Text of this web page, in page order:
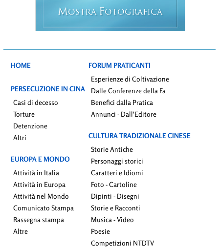
MOSTRA FOTOGRAFICA
HOME
PERSECUZIONE IN CINA
Casi di decesso
Torture
Detenzione
Altri
EUROPA E MONDO
Attività in Italia
Attività in Europa
Attività nel Mondo
Comunicato Stampa
Rassegna stampa
Altre
FORUM PRATICANTI
Esperienze di Coltivazione
Dalle Conferenze della Fa
Benefici dalla Pratica
Annunci - Dall'Editore
CULTURA TRADIZIONALE CINESE
Storie Antiche
Personaggi storici
Caratteri e Idiomi
Foto - Cartoline
Dipinti - Disegni
Storie e Racconti
Musica - Video
Poesie
Competizioni NTDTV